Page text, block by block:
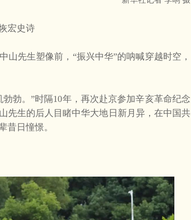
宏史诗
先生塑像前，“振兴中华”的呐喊穿越时空，
勃。”时隔10年，再次赴京参加辛亥革命纪念
先生的后人目睹中华大地日新月异，在中国共
昔日憧憬。